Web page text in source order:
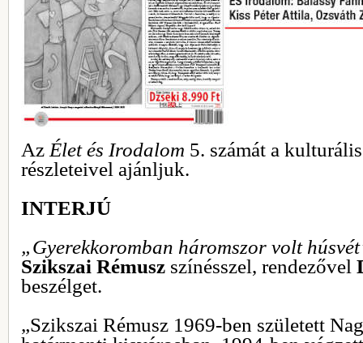
Az Élet és Irodalom 5. számát a
részleteivel ajánljuk.
INTERJÚ
„Gyerekkoromban háromszor volt
Szikszai Rémusz színésszel, rendezővel
beszélget.
„Szikszai Rémusz 1969-ben született